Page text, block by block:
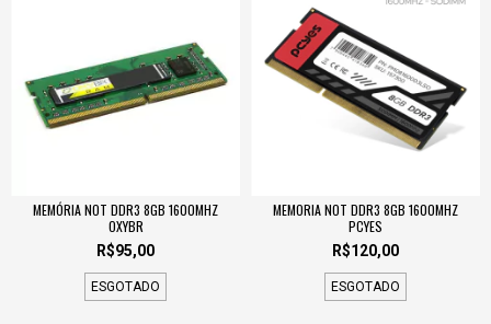
MEMÓRIA NOT DDR3 8GB 1600MHZ
OXYBR
R$95,00
ESGOTADO
MEMORIA NOT DDR3 8GB 1600MHZ
PCYES
R$120,00
ESGOTADO